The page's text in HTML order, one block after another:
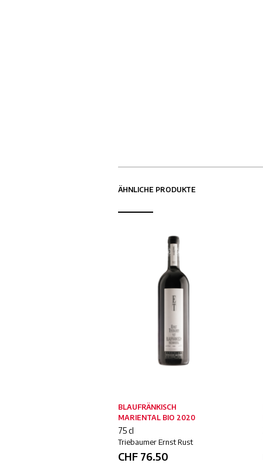
ÄHNLICHE PRODUKTE
BLAUFRÄNKISCH
MARIENTAL BIO 2020
75 cl
Triebaumer Ernst Rust
CHF 76.50